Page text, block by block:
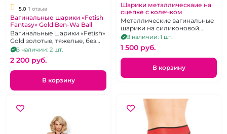
5.0 1 отзыв
Вагинальные шарики «Fetish
Fantasy» Gold Ben-Wa Ball
Вагинальные шарики «Fetish»
Gold золотые, тяжелые, без
сцепки
В наличии: 2 шт.
2 200 pуб.
В корзину
Шарики металлическаие на
сцепке с колечком
Металлические вагинальные
шарики на силиконовой
сцепке
В наличии: 1 шт.
1 500 pуб.
В корзину